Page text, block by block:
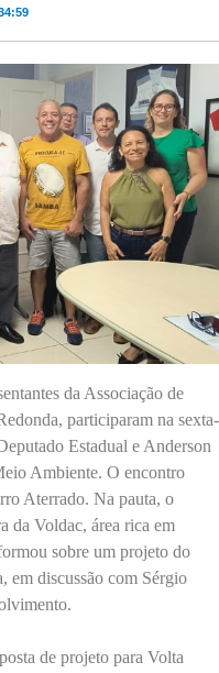
da Associação de
participaram na sexta-
Estadual e Anderson
Ambiente. O encontro
Aterrado. Na pauta, o
da Voldac, área rica em
sobre um projeto do
em discussão com Sérgio
de projeto para Volta